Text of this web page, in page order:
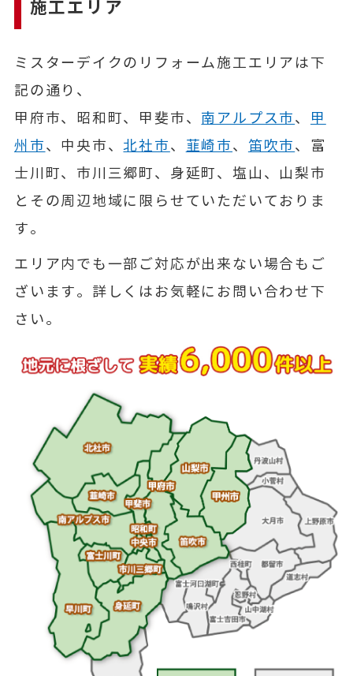
施工エリア
ミスターデイクのリフォーム施工エリアは下
記の通り、
甲府市、昭和町、甲斐市、 南アルプス市、 甲
州市、中央市、北社市、 韮崎市、 笛吹市、富
士川町、市川三郷町、身延町、塩山、山梨市
とその周辺地域に限らせていただいておりま
す。
エリア内でも一部ご対応が出来ない場合もご
ざいます。詳しくはお気軽にお問い合わせ下
さい。